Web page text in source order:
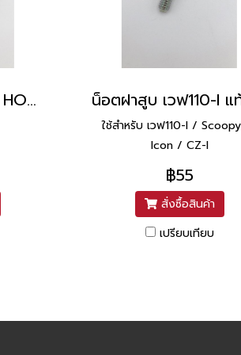
น็อตฝาสูบ โซนิค แท้ HONDA
ใช้สำหรับ เวฟ110-I /
Icon / CZ-I
฿55
สั่งซื้อสินค้า
เปรียบเทียบ